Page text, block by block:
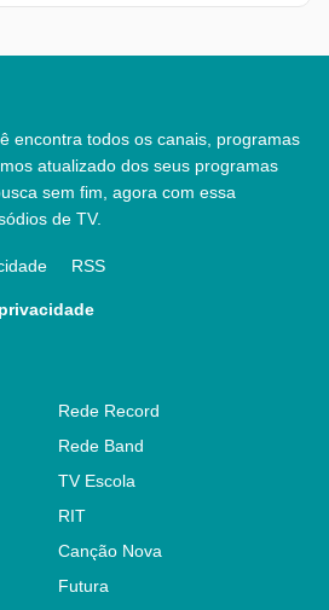
encontra todos os canais, programas
atualizado dos seus programas
sem fim, agora com essa
de TV.
RSS
Rede Record
Rede Band
TV Escola
RIT
Canção Nova
Futura